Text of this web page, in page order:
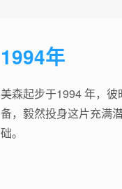
1994年
美森起步于1994 年，
备，毅然投身这片充满
础。